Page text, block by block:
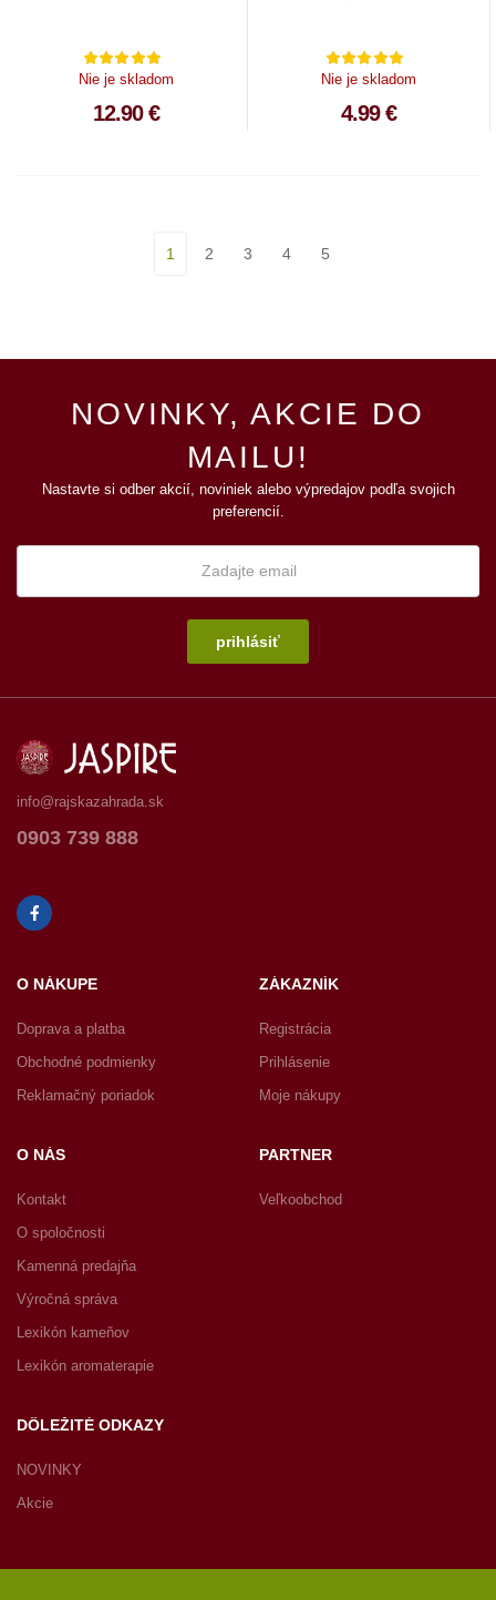
Nie je skladom
12.90 €
Nie je skladom
4.99 €
1 2 3 4 5
NOVINKY, AKCIE DO
MAILU!
Nastavte si odber akcií, noviniek alebo výpredajov podľa svojich
preferencií.
prihlásiť
info@rajskazahrada.sk
0903 739 888
O NÁKUPE
Doprava a platba
Obchodné podmienky
Reklamačný poriadok
ZÁKAZNÍK
Registrácia
Prihlásenie
Moje nákupy
O NÁS
Kontakt
O spoločnosti
Kamenná predajňa
Výročná správa
Lexikón kameňov
Lexikón aromaterapie
PARTNER
Veľkoobchod
DÔLEŽITÉ ODKAZY
NOVINKY
Akcie